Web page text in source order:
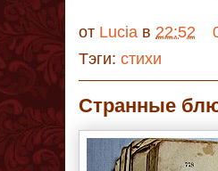
от Lucia в 22:52
Тэги: стихи
Странные